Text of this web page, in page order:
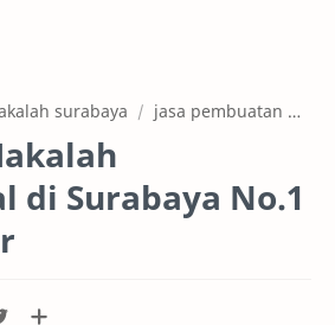
Keunggulan
Harga
surabaya jasa pembuatan makalah
di Surabaya No.1